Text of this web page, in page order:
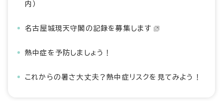
内）
名古屋城現天守閣の記録を募集します
熱中症を予防しましょう！
これからの暑さ大丈夫？熱中症リスクを見てみよう！